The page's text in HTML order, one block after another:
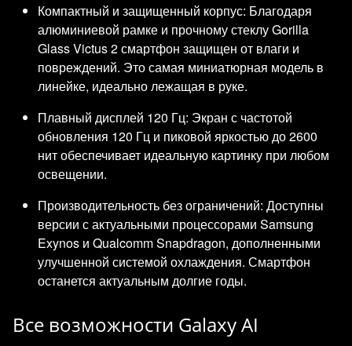
Компактный и защищенный корпус: Благодаря
алюминиевой рамке и прочному стеклу Gorilla
Glass Victus 2 смартфон защищен от влаги и
повреждений. Это самая миниатюрная модель в
линейке, идеально лежащая в руке.
Плавный дисплей 120 Гц: Экран с частотой
обновления 120 Гц и пиковой яркостью до 2600
нит обеспечивает идеальную картинку при любом
освещении.
Производительность без ограничений: Доступны
версии с актуальными процессорами Samsung
Exynos и Qualcomm Snapdragon, дополненными
улучшенной системой охлаждения. Смартфон
останется актуальным долгие годы.
Все возможности Galaxy AI